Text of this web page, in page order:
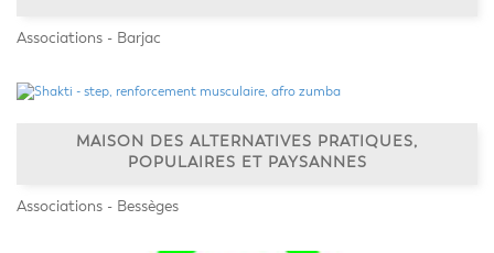
Associations - Barjac
MAISON DES ALTERNATIVES PRATIQUES,
POPULAIRES ET PAYSANNES
Associations - Bessèges